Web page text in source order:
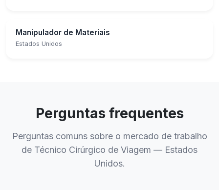
Manipulador de Materiais
Estados Unidos
Perguntas frequentes
Perguntas comuns sobre o mercado de trabalho
de Técnico Cirúrgico de Viagem — Estados
Unidos.